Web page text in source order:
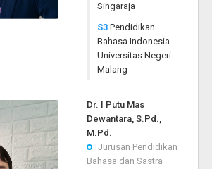
Singaraja
S3 Pendidikan
Bahasa Indonesia -
Universitas Negeri
Malang
Dr. I Putu Mas
Dewantara, S.Pd.,
M.Pd.
Jurusan Pendidikan
Bahasa dan Sastra